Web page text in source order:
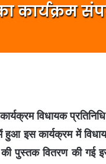
कार्यक्रम
विधायक
हुआ इस कार्यक्रम में
की पुस्तक वितरण की गई